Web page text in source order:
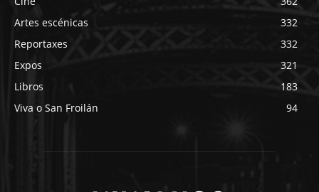
Artes escénicas
332
Reportaxes
332
Expos
321
Libros
183
Viva o San Froilán
94